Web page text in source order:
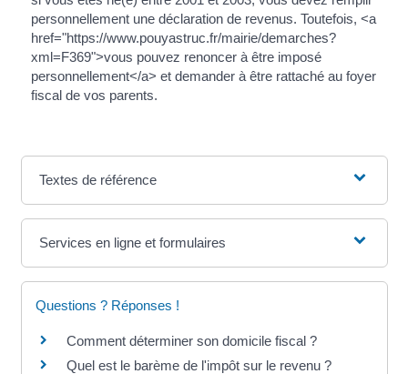
personnellement une déclaration de revenus. Toutefois, <a
href="https://www.pouyastruc.fr/mairie/demarches?
xml=F369">vous pouvez renoncer à être imposé
personnellement</a> et demander à être rattaché au foyer
fiscal de vos parents.
Textes de référence
Services en ligne et formulaires
Questions ? Réponses !
Comment déterminer son domicile fiscal ?
Quel est le barème de l'impôt sur le revenu ?